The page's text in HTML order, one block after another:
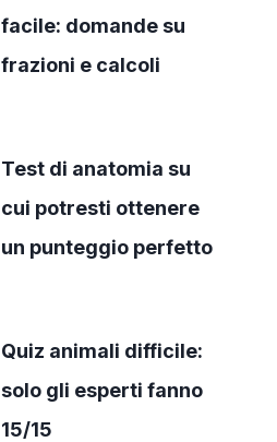
facile: domande su
frazioni e calcoli
Test di anatomia su
cui potresti ottenere
un punteggio perfetto
Quiz animali difficile:
solo gli esperti fanno
15/15